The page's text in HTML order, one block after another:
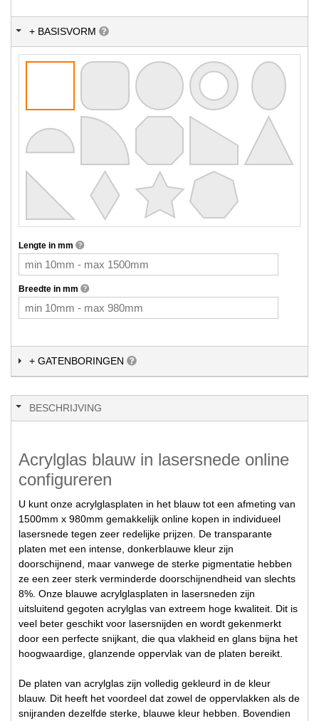
+ BASISVORM
Lengte in mm
Breedte in mm
+ GATENBORINGEN
BESCHRIJVING
Acrylglas blauw in lasersnede online
configureren
U kunt onze acrylglasplaten in het blauw tot een afmeting van
1500mm x 980mm gemakkelijk online kopen in individueel
lasersnede tegen zeer redelijke prijzen. De transparante
platen met een intense, donkerblauwe kleur zijn
doorschijnend, maar vanwege de sterke pigmentatie hebben
ze een zeer sterk verminderde doorschijnendheid van slechts
8%. Onze blauwe acrylglasplaten in lasersneden zijn
uitsluitend gegoten acrylglas van extreem hoge kwaliteit. Dit is
veel beter geschikt voor lasersnijden en wordt gekenmerkt
door een perfecte snijkant, die qua vlakheid en glans bijna het
hoogwaardige, glanzende oppervlak van de platen bereikt.
De platen van acrylglas zijn volledig gekleurd in de kleur
blauw. Dit heeft het voordeel dat zowel de oppervlakken als de
snijranden dezelfde sterke, blauwe kleur hebben. Bovendien